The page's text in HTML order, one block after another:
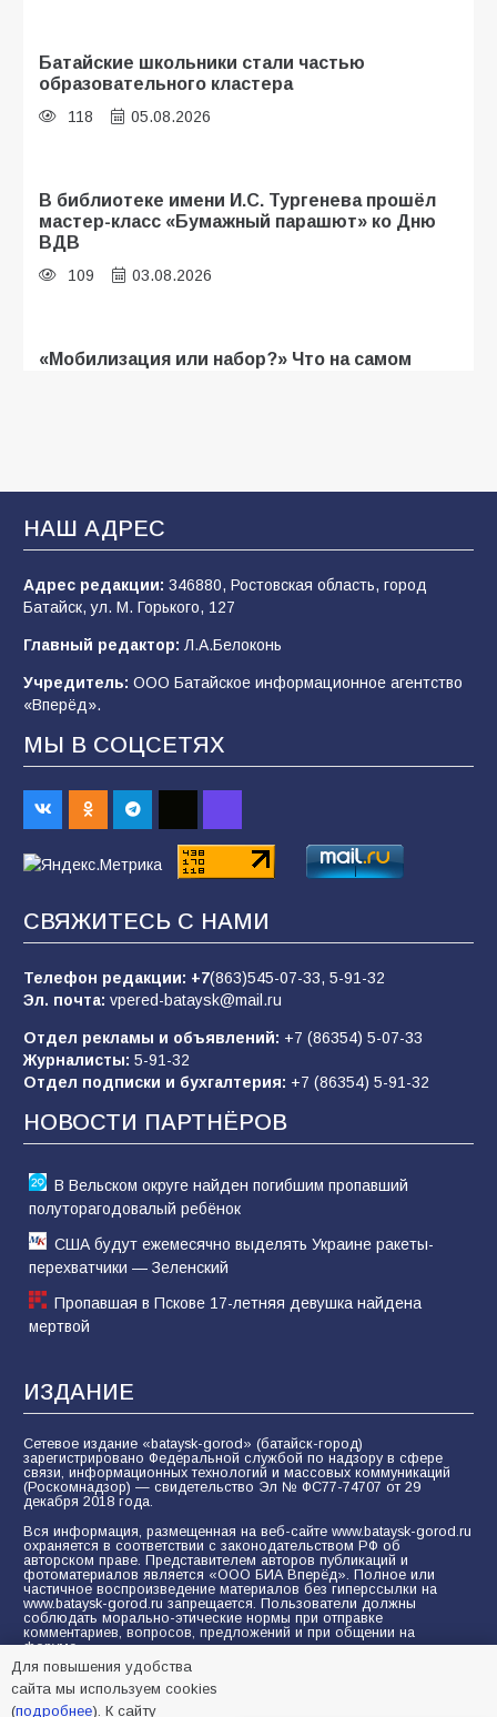
Батайские школьники стали частью
образовательного кластера
118 05.08.2026
В библиотеке имени И.С. Тургенева прошёл
мастер-класс «Бумажный парашют» ко Дню
ВДВ
109 03.08.2026
«Мобилизация или набор?» Что на самом
В Батайске продолжаются дорожные работы
106 04.08.2026
после выборов: в Госдуме дали ответ
105 06.08.2026
В детском саду № 35 дети освоили
строительные профессии в ходе
спортивного праздника
07.08.2026
«Слухами Москву не возьмёшь»: почему
заявления Киева о мобилизации — это
отчаяние, а не разведка
83 02.08.2026
Батайчане вышли в финал Всероссийского
конкурса «Большая перемена»
61 04.08.2026
НАШ АДРЕС
Адрес редакции: 346880, Ростовская область, город
Батайск, ул. М. Горького, 127
Главный редактор: Л.А.Белоконь
Учредитель: ООО Батайское информационное агентство
«Вперёд».
МЫ В СОЦСЕТЯХ
СВЯЖИТЕСЬ С НАМИ
Телефон редакции: +7(863)545-07-33, 5-91-32
Эл. почта: vpered-bataysk@mail.ru
Отдел рекламы и объявлений: +7 (86354) 5-07-33
Журналисты: 5-91-32
Отдел подписки и бухгалтерия: +7 (86354) 5-91-32
НОВОСТИ ПАРТНЁРОВ
В Вельском округе найден погибшим пропавший
полуторагодовалый ребёнок
США будут ежемесячно выделять Украине ракеты-
перехватчики — Зеленский
Пропавшая в Пскове 17-летняя девушка найдена
мертвой
ИЗДАНИЕ
Сетевое издание «bataysk-gorod» (батайск-город)
зарегистрировано Федеральной службой по надзору в сфере
связи, информационных технологий и массовых коммуникаций
(Роскомнадзор) — свидетельство Эл № ФС77-74707 от 29
декабря 2018 года.
Вся информация, размещенная на веб-сайте www.bataysk-gorod.ru
охраняется в соответствии с законодательством РФ об
авторском праве. Представителем авторов публикаций и
фотоматериалов является «ООО БИА Вперёд». Полное или
частичное воспроизведение материалов без гиперссылки на
www.bataysk-gorod.ru запрещается. Пользователи должны
соблюдать морально-этические нормы при отправке
комментариев, вопросов, предложений и при общении на
форуме.
Политика конфиденциальности и защиты информации
Согласие на обработку персональных данных с помощью
Для повышения удобства
сайта мы используем cookies
(подробнее). К сайту